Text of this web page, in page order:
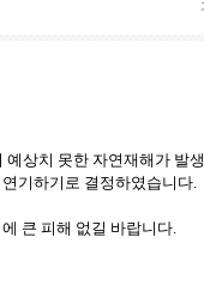
예상치 못한 자연재해가 발
기하기로 결정하였습니다.
큰 피해 없길 바랍니다.